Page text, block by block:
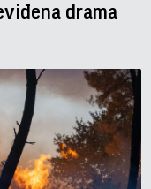
drama